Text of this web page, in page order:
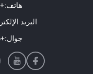
هاتف:+86-576 84220820
البريد
جوال:+86-151 79123794